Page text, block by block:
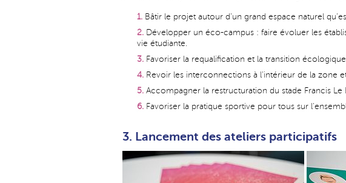
Bâtir le projet autour d'un grand espace naturel
Développer un éco-campus : faire évoluer les
vie étudiante.
Favoriser la requalification et la transition
Revoir les interconnections à l’intérieur de la zone
Accompagner la restructuration du stade Francis
Favoriser la pratique sportive pour tous sur
3. Lancement des ateliers participatifs